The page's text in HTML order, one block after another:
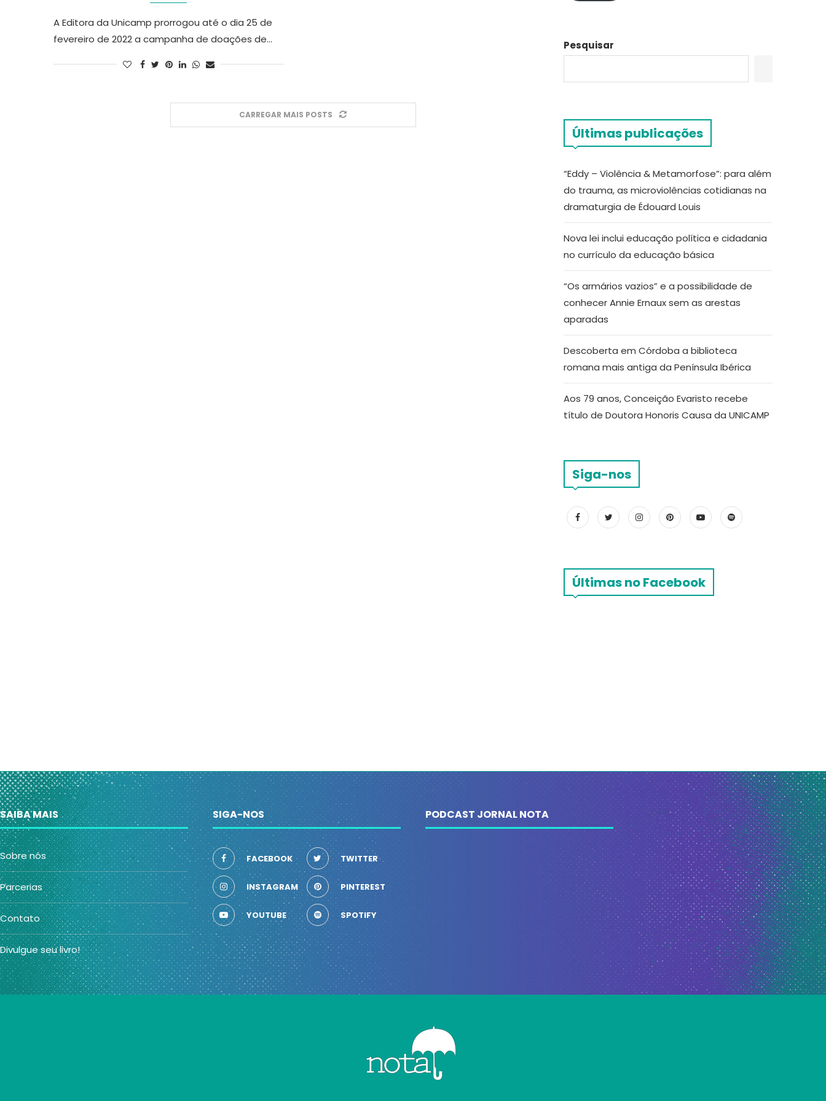
A Editora da Unicamp prorrogou até o dia 25 de
fevereiro de 2022 a campanha de doações de…
CARREGAR MAIS POSTS
Pesquisar
Últimas publicações
“Eddy – Violência & Metamorfose”: para além
do trauma, as microviolências cotidianas na
dramaturgia de Édouard Louis
Nova lei inclui educação política e cidadania
no currículo da educação básica
“Os armários vazios” e a possibilidade de
conhecer Annie Ernaux sem as arestas
aparadas
Descoberta em Córdoba a biblioteca
romana mais antiga da Península Ibérica
Aos 79 anos, Conceição Evaristo recebe
título de Doutora Honoris Causa da UNICAMP
Siga-nos
Últimas no Facebook
SAIBA MAIS
Sobre nós
Parcerias
Contato
Divulgue seu livro!
SIGA-NOS
FACEBOOK TWITTER
INSTAGRAM PINTEREST
YOUTUBE SPOTIFY
PODCAST JORNAL NOTA